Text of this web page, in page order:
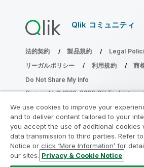
Qlik コミュニティ
法的契約 製品規約
Legal
リーガルポリシー
利用規約
商
Do Not Share My Info
Copyright © 1993-2026 QlikTech
分析の近代化プログラムに
分析最新化プログラムにより、重要な
We use cookies to improve your
and to deliver content tailored to your
you accept the use of additional cookies
data transmission to third parties. Refer
Notice or click ‘More Information’ for
our sites. Privacy & Cookie Notice